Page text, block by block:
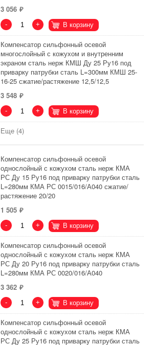
3 056
- + В корзину
Компенсатор сильфонный осевой
многослойный с кожухом и внутренним
экраном сталь нерж КМШ Ду 25 Ру16 под
приварку патрубки сталь L=300мм КМШ 25-
16-25 сжатие/растяжение 12,5/12,5
3 548
- + В корзину
Еще (4)
Компенсатор сильфонный осевой
однослойный с кожухом сталь нерж КМА
РС Ду 15 Ру16 под приварку патрубки сталь
L=280мм КМА РС 0015/016/А040 сжатие/
растяжение 20/20
1 505
- + В корзину
Компенсатор сильфонный осевой
однослойный с кожухом сталь нерж КМА
РС Ду 20 Ру16 под приварку патрубки сталь
L=280мм КМА PС 0020/016/А040
3 362
- + В корзину
Компенсатор сильфонный осевой
однослойный с кожухом сталь нерж КМА
РС Ду 25 Ру16 под приварку патрубки сталь